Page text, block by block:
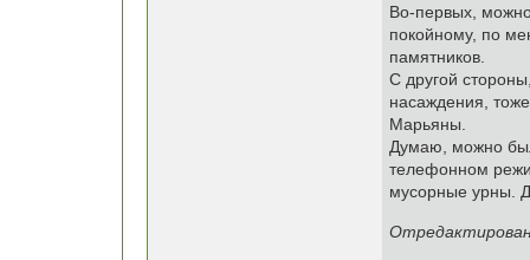
Во-первых,
покойному, по
памятников.
С другой
насаждения,
Марьяны.
Думаю, можно
телефонном
мусорные урны.